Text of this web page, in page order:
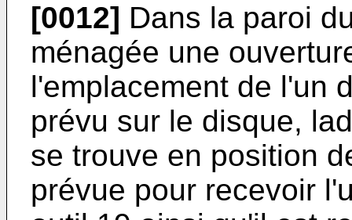
[0012] Dans la paroi
ménagée une
l'emplacement de l'un
prévu sur le disque,
se trouve en position
prévue pour recevoir